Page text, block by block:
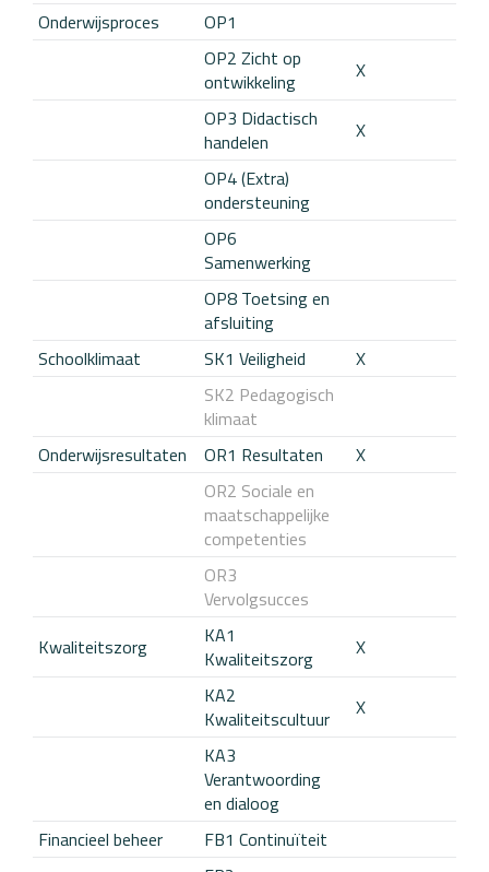
Onderwijsproces
OP1
OP2 Zicht op
ontwikkeling
X
OP3 Didactisch
handelen
X
OP4 (Extra)
ondersteuning
OP6
Samenwerking
OP8 Toetsing en
afsluiting
Schoolklimaat
SK1 Veiligheid
X
SK2 Pedagogisch
klimaat
Onderwijsresultaten
OR1 Resultaten
X
OR2 Sociale en
maatschappelijke
competenties
OR3
Vervolgsucces
Kwaliteitszorg
KA1
Kwaliteitszorg
X
KA2
Kwaliteitscultuur
X
KA3
Verantwoording
en dialoog
Financieel beheer
FB1 Continuïteit